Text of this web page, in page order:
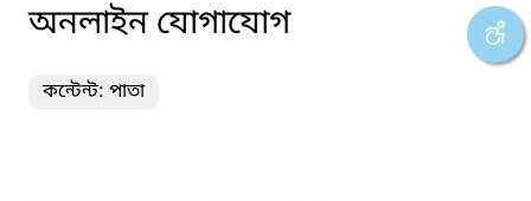
অনলাইন যোগাযোগ
কন্টেন্ট: পাতা